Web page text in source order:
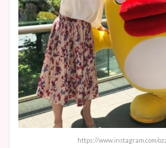
https://www.instagram.com/